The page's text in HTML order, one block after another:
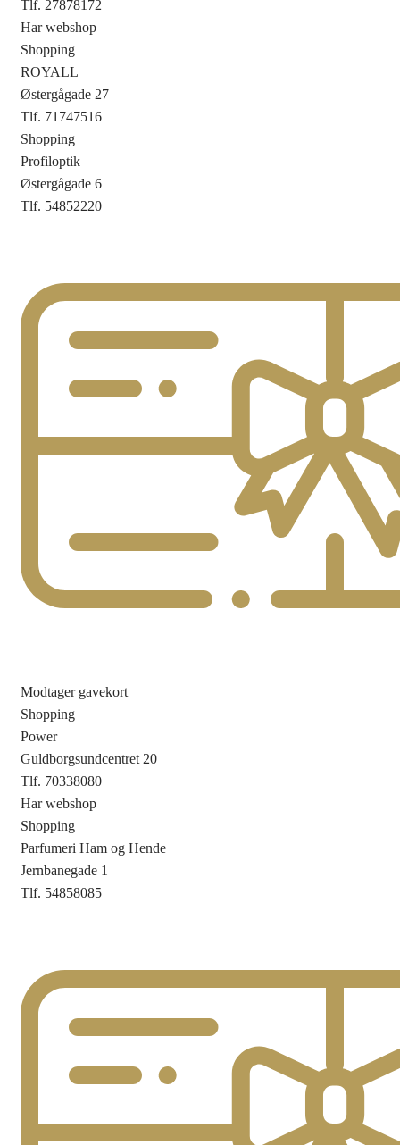
Tlf. 27878172
Har webshop
Shopping
ROYALL
Østergågade 27
Tlf. 71747516
Shopping
Profiloptik
Østergågade 6
Tlf. 54852220
Modtager gavekort
Shopping
Power
Guldborgsundcentret 20
Tlf. 70338080
Har webshop
Shopping
Parfumeri Ham og Hende
Jernbanegade 1
Tlf. 54858085